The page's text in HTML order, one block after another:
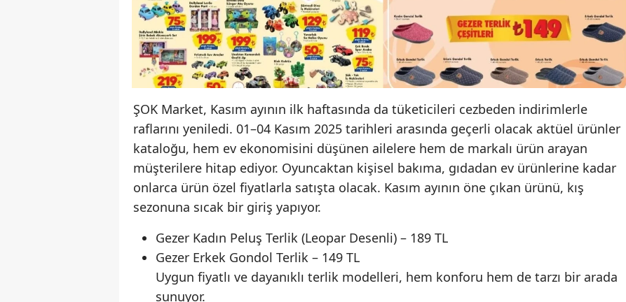
ŞOK Market, Kasım ayının ilk haftasında da tüketicileri cezbeden indirimlerle
raflarını yeniledi. 01–04 Kasım 2025 tarihleri arasında geçerli olacak aktüel ürünler
kataloğu, hem ev ekonomisini düşünen ailelere hem de markalı ürün arayan
müşterilere hitap ediyor. Oyuncaktan kişisel bakıma, gıdadan ev ürünlerine kadar
onlarca ürün özel fiyatlarla satışta olacak. Kasım ayının öne çıkan ürünü, kış
sezonuna sıcak bir giriş yapıyor.
Gezer Kadın Peluş Terlik (Leopar Desenli) – 189 TL
Gezer Erkek Gondol Terlik – 149 TL
Uygun fiyatlı ve dayanıklı terlik modelleri, hem konforu hem de tarzı bir arada
sunuyor.